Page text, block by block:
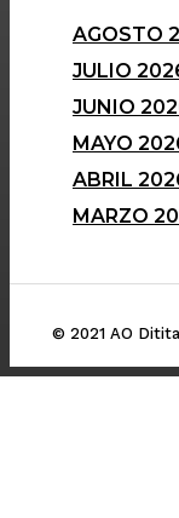
AGOSTO
JULIO
JUNIO
MAYO
ABRIL
MARZO
© 2021 AO